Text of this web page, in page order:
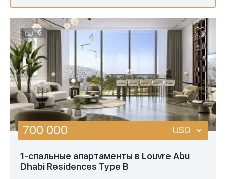
5
1-спальные апартаменты в Louvre Abu
Dhabi Residences Type B
700 000 USD
USD